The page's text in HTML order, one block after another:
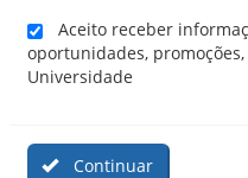
Aceito receber
oportunidades,
Universidade
Continuar